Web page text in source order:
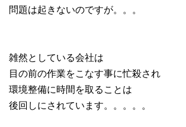
問題は起きないのですが。。。
雑然としている会社は
目の前の作業をこなす事に忙殺され
環境整備に時間を取ることは
後回しにされています。。。。。